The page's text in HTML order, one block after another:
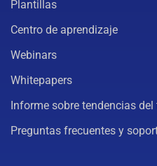
Plantillas
Centro de aprendizaje
Webinars
Whitepapers
Informe sobre tendencias
Preguntas frecuentes y